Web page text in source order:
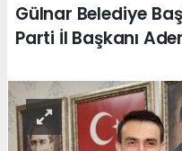
Gülnar Belediye
Parti İl Başkanı